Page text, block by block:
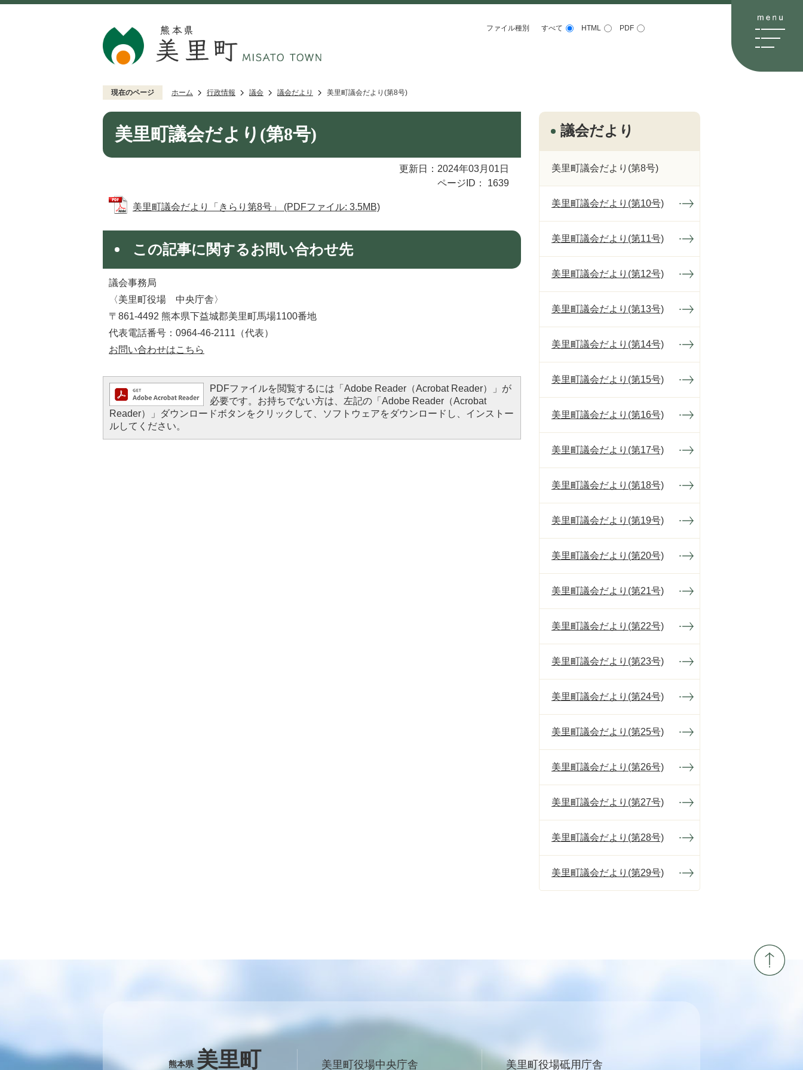
ファイル種別 すべて HTML PDF
現在のページ ホーム 行政情報 議会 議会だより 美里町議会だより(第8号)
美里町議会だより(第8号)
更新日：2024年03月01日
ページID：
1639
美里町議会だより「きらり第8号」 (PDFファイル: 3.5MB)
この記事に関するお問い合わせ先
議会事務局
〈美里町役場 中央庁舎〉
〒861-4492 熊本県下益城郡美里町馬場1100番地
代表電話番号：0964-46-2111（代表）
お問い合わせはこちら
PDFファイルを閲覧するには「Adobe Reader（Acrobat Reader）」が
必要です。お持ちでない方は、左記の「Adobe Reader（Acrobat
Reader）」ダウンロードボタンをクリックして、ソフトウェアをダウンロードし、インストー
ルしてください。
議会だより
美里町議会だより(第8号)
美里町議会だより(第10号)
美里町議会だより(第11号)
美里町議会だより(第12号)
美里町議会だより(第13号)
美里町議会だより(第14号)
美里町議会だより(第15号)
美里町議会だより(第16号)
美里町議会だより(第17号)
美里町議会だより(第18号)
美里町議会だより(第19号)
美里町議会だより(第20号)
美里町議会だより(第21号)
美里町議会だより(第22号)
美里町議会だより(第23号)
美里町議会だより(第24号)
美里町議会だより(第25号)
美里町議会だより(第26号)
美里町議会だより(第27号)
美里町議会だより(第28号)
美里町議会だより(第29号)
熊本県 美里町 美里町役場中央庁舎 美里町役場砥用庁舎